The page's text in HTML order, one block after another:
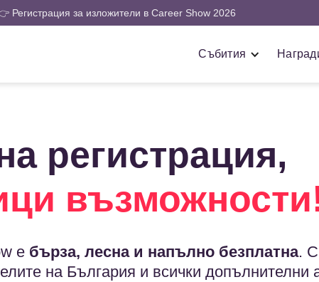
Регистрация за изложители в Career Show 2026
Събития
регистрация,
e бърза, лесна и напълно безплатна. С
на България и всички допълнителни